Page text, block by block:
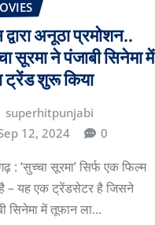
अनूठा प्रमोशन..
सूरमा ने पंजाबी सिनेमा में
ट्रेंड शुरू किया
superhitpunjabi
12, 2024
0
: ‘सुच्चा सूरमा’ सिर्फ एक फिल्म
– यह एक ट्रेंडसेटर है जिसने
सिनेमा में तूफान ला…